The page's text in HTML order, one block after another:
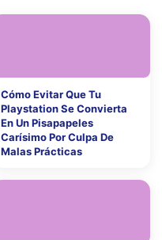
Cómo Evitar Que Tu
Playstation Se Convierta
En Un Pisapapeles
Carísimo Por Culpa De
Malas Prácticas